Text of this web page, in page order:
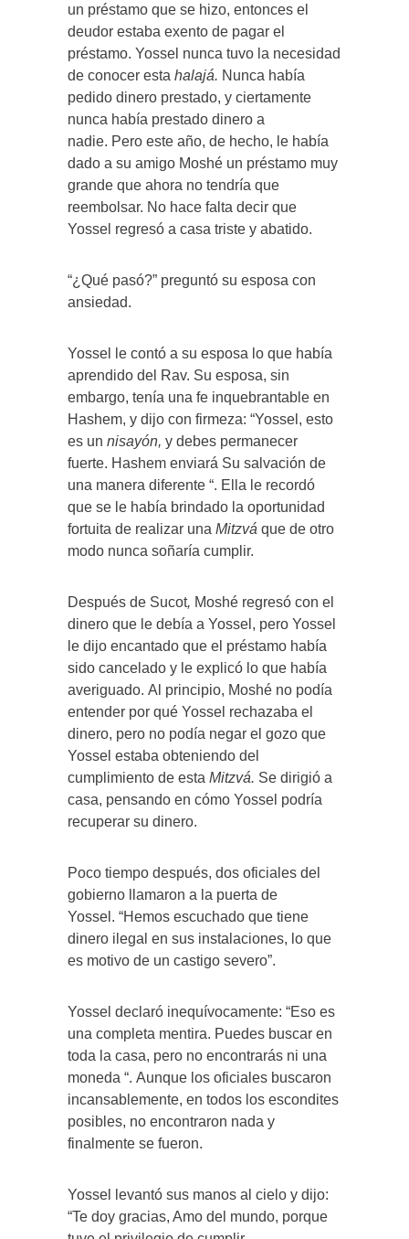
un préstamo que se hizo, entonces el
deudor estaba exento de pagar el
préstamo. Yossel nunca tuvo la necesidad
de conocer esta halajá. Nunca había
pedido dinero prestado, y ciertamente
nunca había prestado dinero a
nadie. Pero este año, de hecho, le había
dado a su amigo Moshé un préstamo muy
grande que ahora no tendría que
reembolsar. No hace falta decir que
Yossel regresó a casa triste y abatido.
“¿Qué pasó?” preguntó su esposa con
ansiedad.
Yossel le contó a su esposa lo que había
aprendido del Rav. Su esposa, sin
embargo, tenía una fe inquebrantable en
Hashem, y dijo con firmeza: “Yossel, esto
es un nisayón, y debes permanecer
fuerte. Hashem enviará Su salvación de
una manera diferente “. Ella le recordó
que se le había brindado la oportunidad
fortuita de realizar una Mitzvá que de otro
modo nunca soñaría cumplir.
Después de Sucot, Moshé regresó con el
dinero que le debía a Yossel, pero Yossel
le dijo encantado que el préstamo había
sido cancelado y le explicó lo que había
averiguado. Al principio, Moshé no podía
entender por qué Yossel rechazaba el
dinero, pero no podía negar el gozo que
Yossel estaba obteniendo del
cumplimiento de esta Mitzvá. Se dirigió a
casa, pensando en cómo Yossel podría
recuperar su dinero.
Poco tiempo después, dos oficiales del
gobierno llamaron a la puerta de
Yossel. “Hemos escuchado que tiene
dinero ilegal en sus instalaciones, lo que
es motivo de un castigo severo”.
Yossel declaró inequívocamente: “Eso es
una completa mentira. Puedes buscar en
toda la casa, pero no encontrarás ni una
moneda “. Aunque los oficiales buscaron
incansablemente, en todos los escondites
posibles, no encontraron nada y
finalmente se fueron.
Yossel levantó sus manos al cielo y dijo:
“Te doy gracias, Amo del mundo, porque